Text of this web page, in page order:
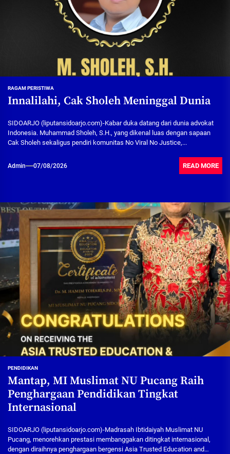
RAGAM PERISTIWA
Innalilahi, Cak Sholeh Meninggal Dunia
SIDOARJO (liputansidoarjo.com)-Kabar duka datang dari dunia advokat
Indonesia. Muhammad Sholeh, S.H., yang dikenal luas dengan sapaan
Cak Sholeh sekaligus pendiri komunitas No Viral No Justice,...
Admin 07/08/2026 READ MORE
PENDIDIKAN
Mantap, MI Muslimat NU Pucang Raih
Penghargaan Pendidikan Tingkat
Internasional
SIDOARJO (liputansidoarjo.com)-Madrasah Ibtidaiyah Muslimat NU
Pucang, menorehkan prestasi membanggakan ditingkat internasional,
dengan diraihnya penghargaan bergensi Asia Trusted Education and